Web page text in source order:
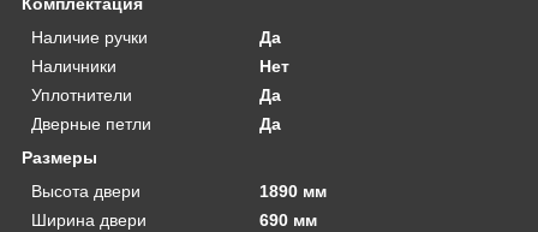
Наличие ручки
Да
Наличники
Нет
Уплотнители
Да
Дверные петли
Да
Размеры
Высота двери
1890 мм
Ширина двери
690 мм